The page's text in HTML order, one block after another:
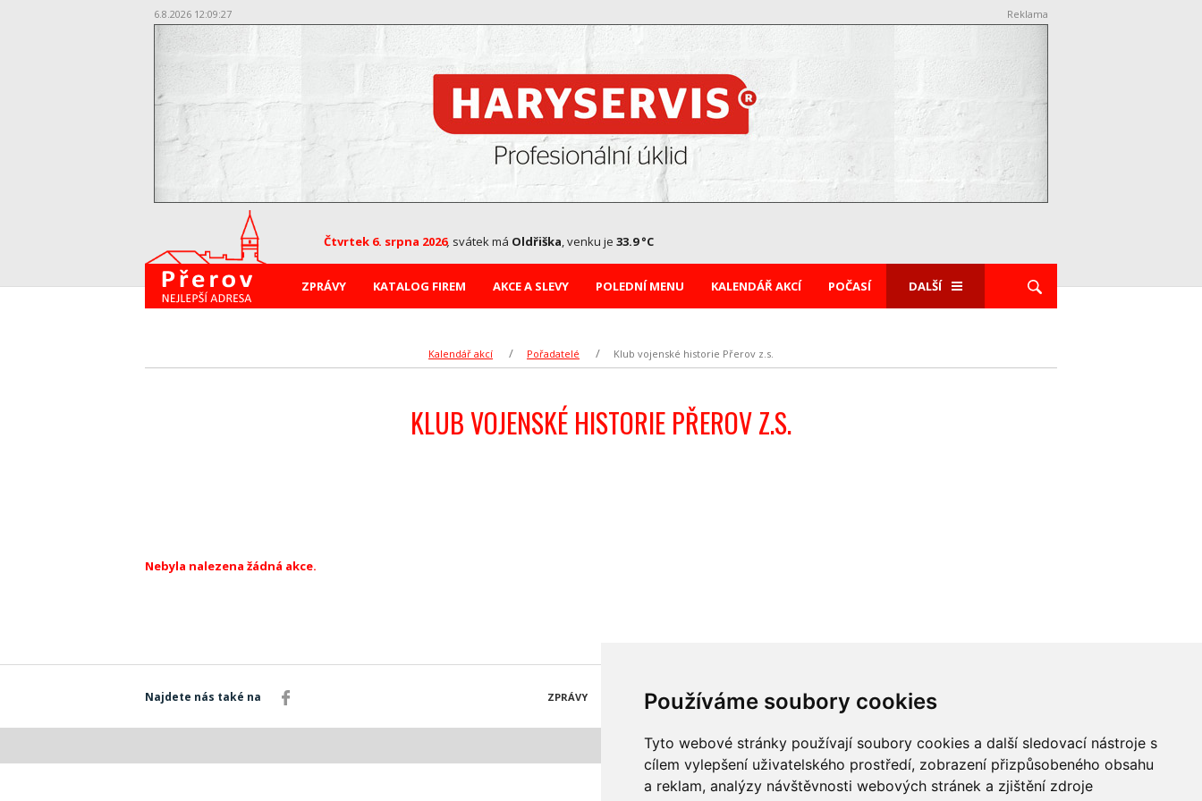
Používáme soubory cookies
Tyto webové stránky používají soubory cookies a další sledovací nástroje s
cílem vylepšení uživatelského prostředí, zobrazení přizpůsobeného obsahu
a reklam, analýzy návštěvnosti webových stránek a zjištění zdroje
6.8.2026 12:09:28 Reklama
Čtvrtek 6. srpna 2026, svátek má Oldřiška, venku je 33.9 °C
ZPRÁVY KATALOG FIREM AKCE A SLEVY POLEDNÍ MENU KALENDÁŘ AKCÍ POČASÍ DALŠÍ
Kalendář akcí Pořadatelé Klub vojenské historie Přerov z.s.
KLUB VOJENSKÉ HISTORIE PŘEROV Z.S.
Nebyla nalezena žádná akce.
Najdete nás také na ZPRÁVY KATALOG FIREM AKCE A SLEVY POLEDNÍ MENU KALENDÁŘ AKCÍ
© 1997-2026 NEJLEPŠÍ ADRESA a.s. Všechna práva vyhrazena.